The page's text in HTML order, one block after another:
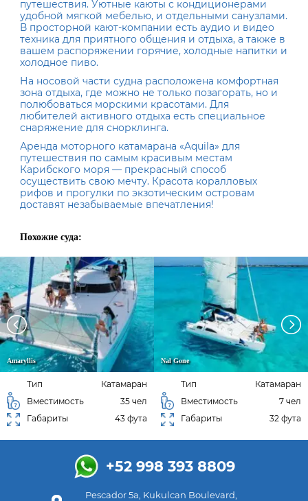
путешествия. Уютные каюты с кондиционерами
удобной мягкой мебелью, и отдельными санузлами.
В просторной кают-компании есть аудио и видео
техника для приятного общения и отдыха, а также в
вашем распоряжении горячие, холодные напитки и
холодное пиво.
На носовой части судна расположена комфортная
зона отдыха, где можно не только позагорать, но и
полюбоваться морскими красотами. Для
любителей активного отдыха есть специальное
снаряжение для снорклинга.
Аренда моторного катамарана «Aquila» для
путешествия по самым красивым местам
Карибского моря — прекрасный способ
осуществить свою мечту. Красота коралловых
рифов и прогулки по экзотическим островам
доставят незабываемые впечатления!
Похожие суда:
Amaryllis
Тип
Катамаран
Вместимость
35 чел
Габариты
43 фута
Nal Gone
Тип
Катамаран
Вместимость
7 чел
Габариты
32 фута
+52 998 393 8809
Pescador 5a, Kukulcan Boulevard,